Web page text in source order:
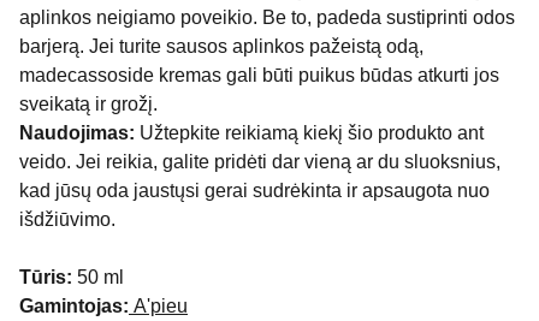
aplinkos neigiamo poveikio. Be to, padeda sustiprinti odos
barjerą. Jei turite sausos aplinkos pažeistą odą,
madecassoside kremas gali būti puikus būdas atkurti jos
sveikatą ir grožį.
Naudojimas: Užtepkite reikiamą kiekį šio produkto ant
veido. Jei reikia, galite pridėti dar vieną ar du sluoksnius,
kad jūsų oda jaustųsi gerai sudrėkinta ir apsaugota nuo
išdžiūvimo.
Tūris: 50 ml
Gamintojas: A'pieu